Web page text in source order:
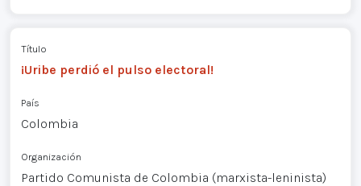
Título
¡Uribe perdió el pulso electoral!
País
Colombia
Organización
Partido Comunista de Colombia (marxista-leninista)